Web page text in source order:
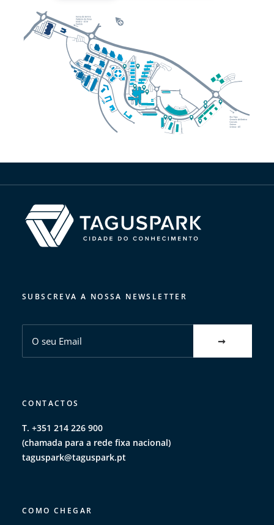
SUBSCREVA A NOSSA NEWSLETTER
CONTACTOS
T. +351 214 226 900
(chamada para a rede fixa nacional)
taguspark@taguspark.pt
COMO CHEGAR